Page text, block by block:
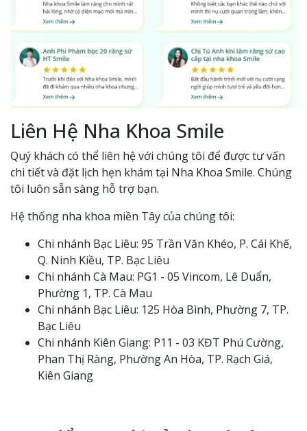
Liên Hệ Nha Khoa Smile
Quý khách có thể liên hệ với chúng tôi để được tư vấn
chi tiết và đặt lịch hẹn khám tại Nha Khoa Smile. Chúng
tôi luôn sẵn sàng hỗ trợ bạn.
Hệ thống nha khoa miền Tây của chúng tôi:
Chi nhánh Bạc Liêu: 95 Trần Văn Khéo, P. Cái Khế,
Q. Ninh Kiều, TP. Bạc Liêu
Chi nhánh Cà Mau: PG1 - 05 Vincom, Lê Duẩn,
Phường 1, TP. Cà Mau
Chi nhánh Bạc Liêu: 125 Hòa Bình, Phường 7, TP.
Bạc Liêu
Chi nhánh Kiên Giang: P11 - 03 KĐT Phú Cường,
Phan Thị Ràng, Phường An Hòa, TP. Rạch Giá,
Kiên Giang